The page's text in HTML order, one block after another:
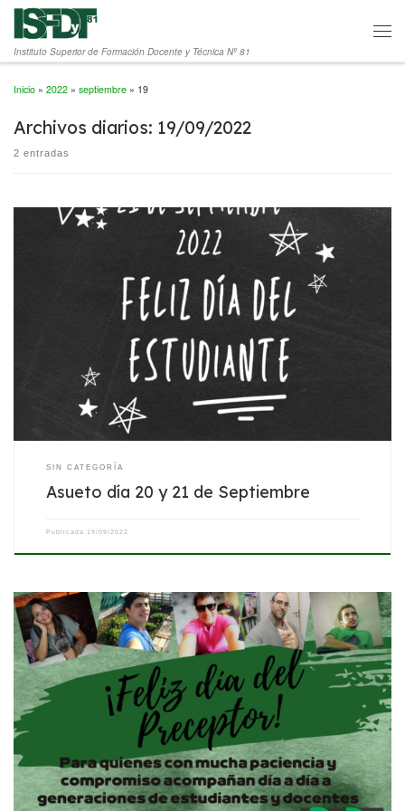
Saltar al contenido
Instituto Superior de Formación Docente y Técnica Nº 81
Inicio » 2022 » septiembre » 19
Archivos diarios: 19/09/2022
2 entradas
SIN CATEGORÍA
Asueto día 20 y 21 de Septiembre
Publicada 19/09/2022